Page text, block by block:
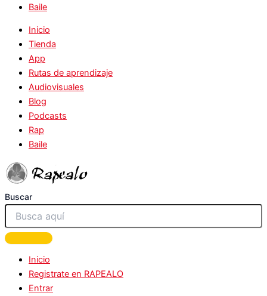
Baile
Inicio
Tienda
App
Rutas de aprendizaje
Audiovisuales
Blog
Podcasts
Rap
Baile
Buscar
Inicio
Registrate en RAPEALO
Entrar